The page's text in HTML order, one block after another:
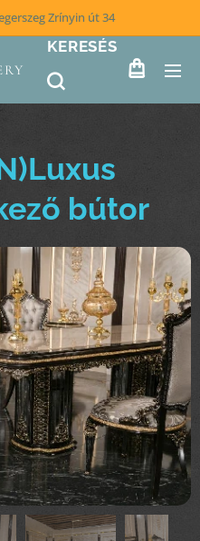
Zrínyin út 34
KERESÉS
bútor